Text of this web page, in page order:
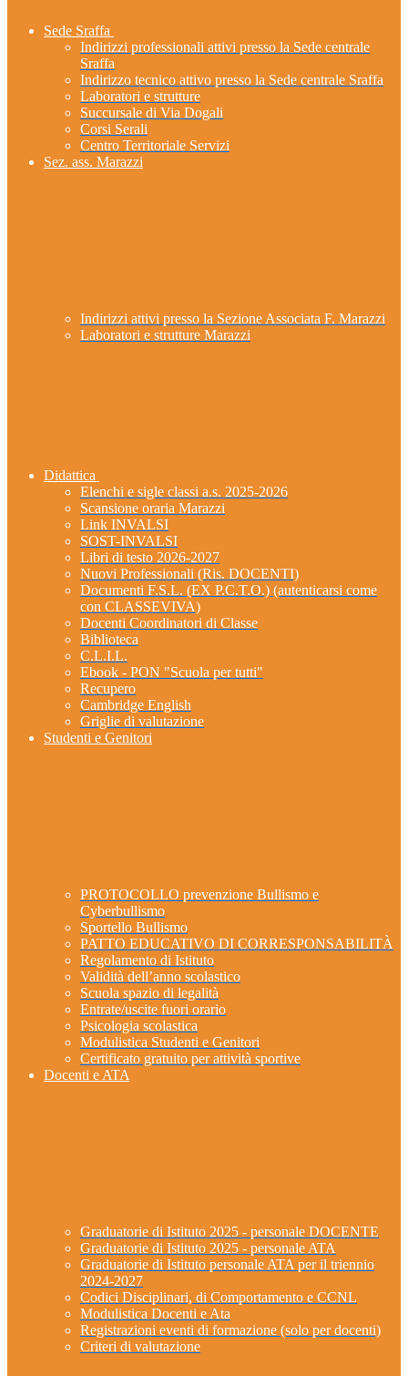
Sede Sraffa
Indirizzi professionali attivi presso la Sede centrale
Sraffa
Indirizzo tecnico attivo presso la Sede centrale Sraffa
Laboratori e strutture
Succursale di Via Dogali
Corsi Serali
Centro Territoriale Servizi
Sez. ass. Marazzi
Indirizzi attivi presso la Sezione Associata F. Marazzi
Laboratori e strutture Marazzi
Didattica
Elenchi e sigle classi a.s. 2025-2026
Scansione oraria Marazzi
Link INVALSI
SOST-INVALSI
Libri di testo 2026-2027
Nuovi Professionali (Ris. DOCENTI)
Documenti F.S.L. (EX P.C.T.O.) (autenticarsi come
con CLASSEVIVA)
Docenti Coordinatori di Classe
Biblioteca
C.L.I.L.
Ebook - PON "Scuola per tutti"
Recupero
Cambridge English
Griglie di valutazione
Studenti e Genitori
PROTOCOLLO prevenzione Bullismo e
Cyberbullismo
Sportello Bullismo
PATTO EDUCATIVO DI CORRESPONSABILITÀ
Regolamento di Istituto
Validità dell’anno scolastico
Scuola spazio di legalità
Entrate/uscite fuori orario
Psicologia scolastica
Modulistica Studenti e Genitori
Certificato gratuito per attività sportive
Docenti e ATA
Graduatorie di Istituto 2025 - personale DOCENTE
Graduatorie di Istituto 2025 - personale ATA
Graduatorie di Istituto personale ATA per il triennio
2024-2027
Codici Disciplinari, di Comportamento e CCNL
Modulistica Docenti e Ata
Registrazioni eventi di formazione (solo per docenti)
Criteri di valutazione